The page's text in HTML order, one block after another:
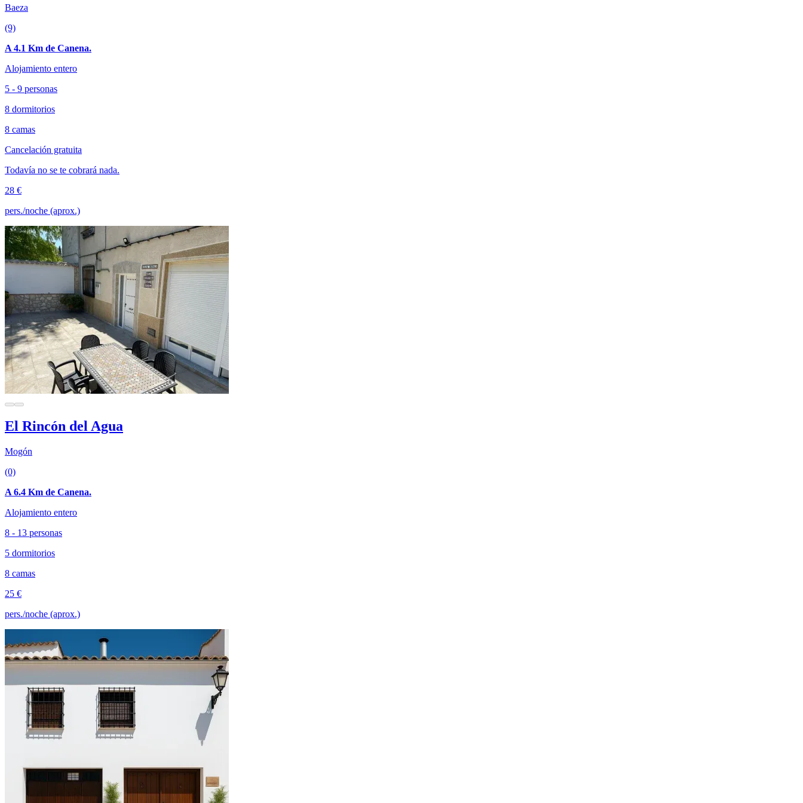
Baeza
(9)
A 4.1 Km de Canena.
Alojamiento entero
5 - 9 personas
8 dormitorios
8 camas
Cancelación gratuita
Todavía no se te cobrará nada.
28 €
pers./noche (aprox.)
El Rincón del Agua
Mogón
(0)
A 6.4 Km de Canena.
Alojamiento entero
8 - 13 personas
5 dormitorios
8 camas
25 €
pers./noche (aprox.)